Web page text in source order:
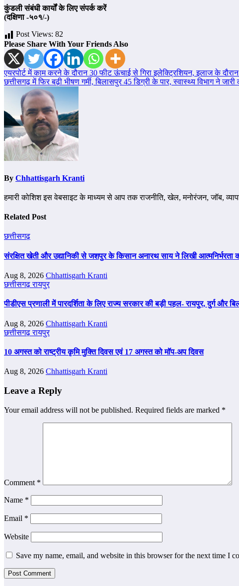
कुंडली संबंधी कार्यों के लिए संपर्क करें
(दक्षिणा -५०१/-)
Post Views: 82
Please Share With Your Friends Also
Post
navigation
एयरपोर्ट में काम करने के दौरान 30 फीट ऊंचाई से गिरा इलेक्ट्रिशियन, इलाज के
छत्तीसगढ़ में फिर बढ़ी भीषण गर्मी, बिलासपुर 45 डिग्री के पार, स्वास्थ्य विभाग ने जारी
By Chhattisgarh Kranti
हमारी कोशिश इस वेबसाइट के माध्यम से आप तक राजनीति, खेल, मनोरंजन, जॉब,
Related Post
छत्तीसगढ़
संरक्षित खेती और उद्यानिकी से जशपुर के किसान अनारथ साय ने लिखी आत्मनिर्भरता
Aug 8, 2026 Chhattisgarh Kranti
छत्तीसगढ़रायपुर
पीडीएस प्रणाली में पारदर्शिता के लिए राज्य सरकार की बड़ी पहल- रायपुर, दुर्ग और
Aug 8, 2026 Chhattisgarh Kranti
छत्तीसगढ़रायपुर
10 अगस्त को राष्ट्रीय कृमि मुक्ति दिवस एवं 17 अगस्त को मॉप-अप दिवस
Aug 8, 2026 Chhattisgarh Kranti
Leave a Reply
Your email address will not be published. Required fields are marked *
Comment *
Name *
Email *
Website
Save my name, email, and website in this browser for the next time I